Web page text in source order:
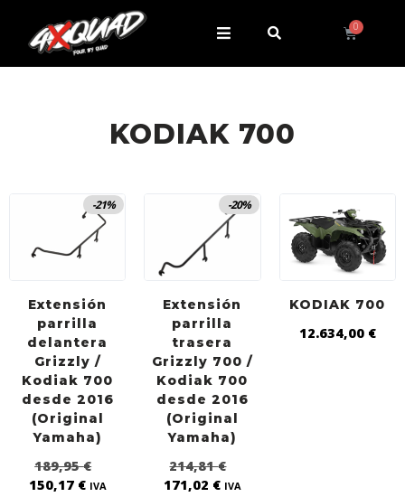
KODIAK 700
-21%
Extensión
parrilla
delantera
Grizzly /
Kodiak 700
desde 2016
(Original
Yamaha)
189,95€
150,17 € IVA
-20%
Extensión
parrilla
trasera
Grizzly 700 /
Kodiak 700
desde 2016
(Original
Yamaha)
214,81€
171,02 € IVA
KODIAK 700
12.634,00 €